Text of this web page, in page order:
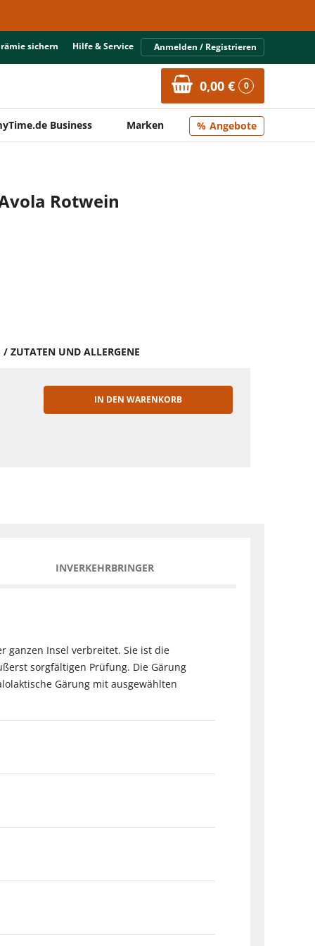
sichern Hilfe & Service Anmelden / Registrieren
0,00 € 0
Business Marken Angebote
Rotwein
/ ZUTATEN UND ALLERGENE
IN DEN WARENKORB
INVERKEHRBRINGER
ganzen Insel verbreitet. Sie ist die
sorgfältigen Prüfung. Die Gärung
Gärung mit ausgewählten